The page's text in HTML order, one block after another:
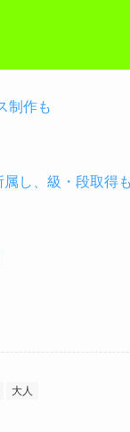
制作も
し、級・段取得
大人